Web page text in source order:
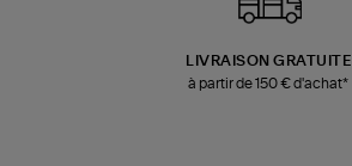
LIVRAISON GRATUITE
à partir de 150 € d'achat*